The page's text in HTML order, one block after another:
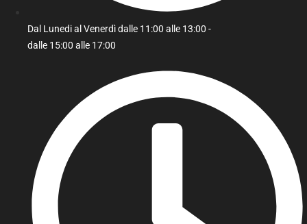
Dal Lunedi al Venerdì dalle 11:00 alle 13:00 -
dalle 15:00 alle 17:00